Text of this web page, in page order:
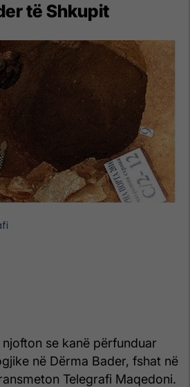
të Shkupit
se kanë përfunduar
në Dërma Bader, fshat në
Telegrafi Maqedoni.